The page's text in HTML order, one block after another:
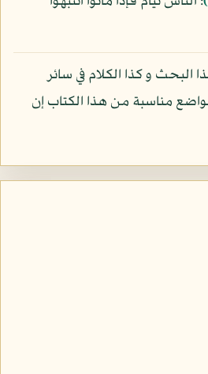
البحث و كذا الكلام في سائر
مناسبة من هذا الكتاب إن